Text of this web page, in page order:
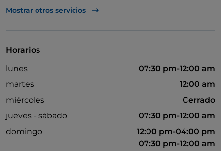
UnionPay via TheFork PAY
Mostrar otros servicios
Horarios
lunes
07:30 pm-12:00 am
martes
12:00 am
miércoles
Cerrado
jueves - sábado
07:30 pm-12:00 am
domingo
12:00 pm-04:00 pm
07:30 pm-12:00 am